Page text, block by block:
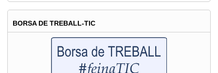
BORSA DE TREBALL-TIC